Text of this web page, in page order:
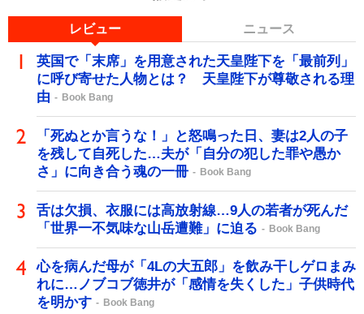
レビュー ニュース
英国で「末席」を用意された天皇陛下を「最前列」
に呼び寄せた人物とは？ 天皇陛下が尊敬される理
由
Book Bang
「死ぬとか言うな！」と怒鳴った日、妻は2人の子
を残して自死した…夫が「自分の犯した罪や愚か
さ」に向き合う魂の一冊
Book Bang
舌は欠損、衣服には高放射線…9人の若者が死んだ
「世界一不気味な山岳遭難」に迫る
Book Bang
心を病んだ母が「4Lの大五郎」を飲み干しゲロまみ
れに…ノブコブ徳井が「感情を失くした」子供時代
を明かす
Book Bang